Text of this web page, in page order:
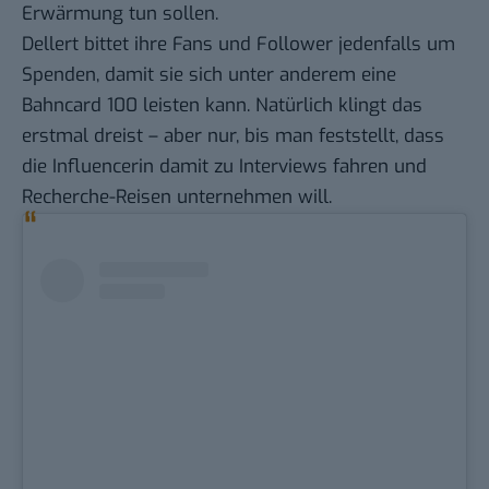
Erwärmung tun sollen.
Dellert bittet ihre Fans und Follower jedenfalls um
Spenden, damit sie sich unter anderem eine
Bahncard 100 leisten kann. Natürlich klingt das
erstmal dreist – aber nur, bis man feststellt, dass
die Influencerin damit zu Interviews fahren und
Recherche-Reisen unternehmen will.